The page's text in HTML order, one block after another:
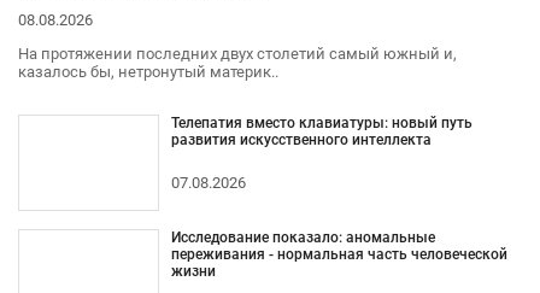
08.08.2026
На протяжении последних двух столетий самый южный и,
казалось бы, нетронутый материк..
Телепатия вместо клавиатуры: новый путь
развития искусственного интеллекта
07.08.2026
Исследование показало: аномальные
переживания - нормальная часть человеческой
жизни